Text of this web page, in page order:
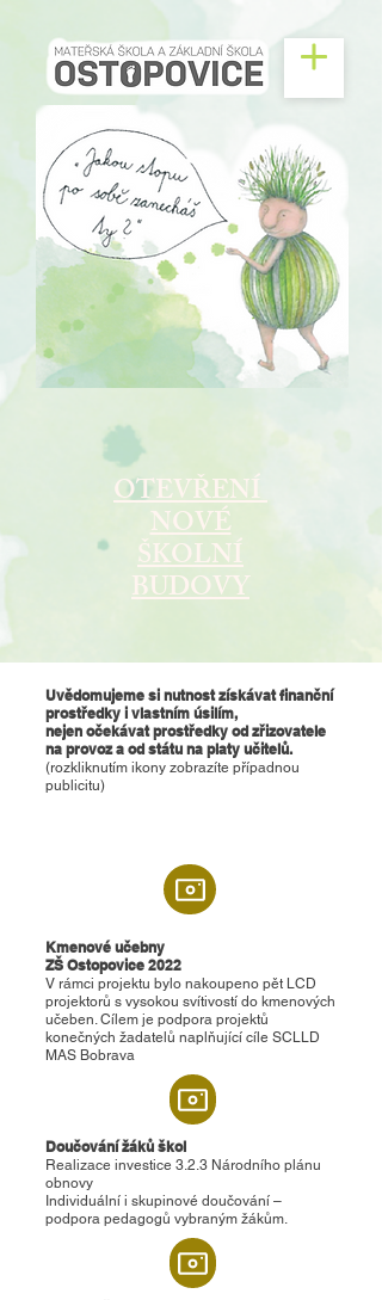
OTEVŘENÍ
NOVÉ
ŠKOLNÍ
BUDOVY
Uvědomujeme si nutnost získávat finanční
prostředky i vlastním úsilím,
nejen očekávat prostředky od zřizovatele
na provoz a od státu na platy učitelů.
(rozkliknutím ikony zobrazíte případnou
publicitu)
Kmenové učebny
ZŠ Ostopovice 2022
V rámci projektu bylo nakoupeno pět LCD
projektorů s vysokou svítivostí do kmenových
učeben. Cílem je podpora projektů
konečných žadatelů naplňující cíle SCLLD
MAS Bobrava
Doučování žáků škol
Realizace investice 3.2.3 Národního plánu
obnovy
Individuální i skupinové doučování –
podpora pedagogů vybraným žákům.